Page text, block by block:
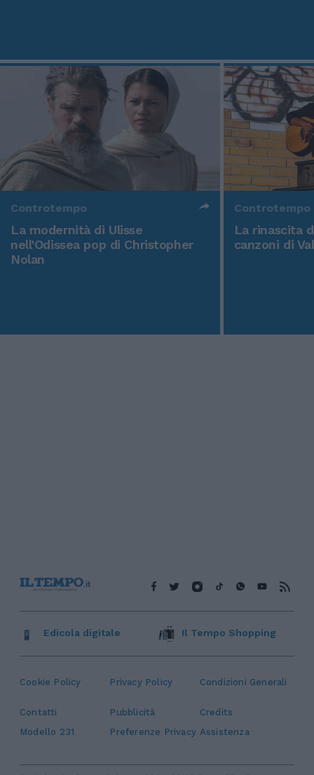
Controtempo
La modernità di Ulisse
nell'Odissea pop di Christopher
Nolan
Controtempo
La rinascita
canzoni di
Cookie Policy Privacy Policy Condizioni Generali
Contatti Pubblicità
Credits
Modello 231
Preferenze Privacy Assistenza
Edicola digitale Il Tempo Shopping